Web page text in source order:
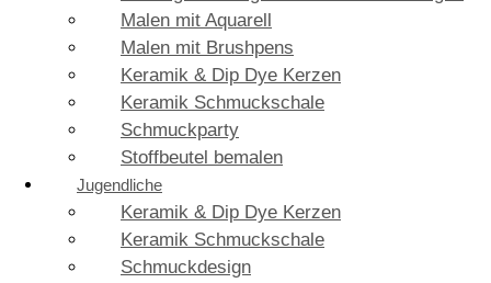
Malen mit Aquarell
Malen mit Brushpens
Keramik & Dip Dye Kerzen
Keramik Schmuckschale
Schmuckparty
Stoffbeutel bemalen
Jugendliche
Keramik & Dip Dye Kerzen
Keramik Schmuckschale
Schmuckdesign